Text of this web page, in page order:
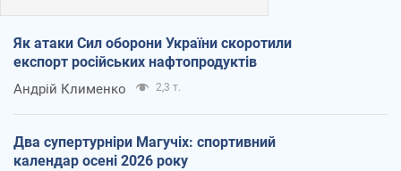
Як атаки Сил оборони України скоротили
експорт російських нафтопродуктів
Андрій Клименко 2,3 т.
Два супертурніри Магучіх: спортивний
календар осені 2026 року